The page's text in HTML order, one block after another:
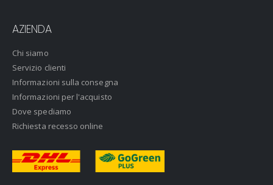
AZIENDA
Chi siamo
Servizio clienti
Informazioni sulla consegna
Informazioni per l'acquisto
Dove spediamo
Richiesta recesso online